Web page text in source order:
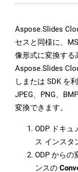
Aspose.Slides
セスと同様に、
像形式に変換する
Aspose.Slides
しまたは SDK を
JPEG、PNG、
変換できます。
ODP ドキュ
ス インスタ
ODP からの
ンスの